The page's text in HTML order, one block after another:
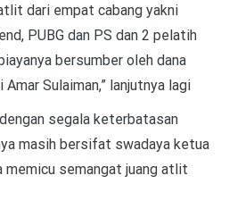
dari empat cabang yakni
PUBG dan PS dan 2 pelatih
bersumber oleh dana
Sulaiman,” lanjutnya lagi
segala keterbatasan
masih bersifat swadaya ketua
memicu semangat juang atlit